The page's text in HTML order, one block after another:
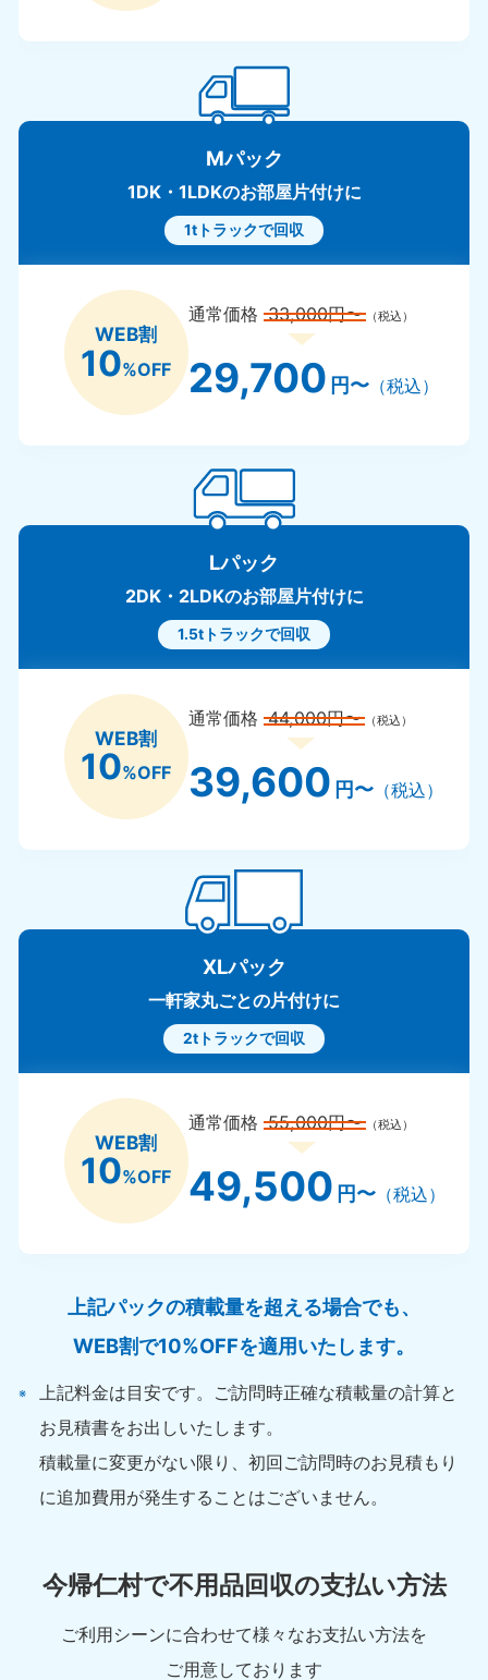
Mパック
1DK・1LDKのお部屋片付けに
1tトラックで回収
WEB割
10%OFF
通常価格33,000円〜 （税込）
29,700 円〜（税込）
Lパック
2DK・2LDKのお部屋片付けに
1.5tトラックで回収
WEB割
10%OFF
通常価格44,000円〜 （税込）
39,600 円〜（税込）
XLパック
一軒家丸ごとの片付けに
2tトラックで回収
WEB割
10%OFF
通常価格55,000円〜 （税込）
49,500 円〜（税込）
上記パックの積載量を超える場合でも、
WEB割で10%OFFを適用いたします。
上記料金は目安です。ご訪問時正確な積載量の計算と
お見積書をお出しいたします。
積載量に変更がない限り、初回ご訪問時のお見積もり
に追加費用が発生することはございません。
今帰仁村で不用品回収の支払い方法
ご利用シーンに合わせて様々なお支払い方法を
ご用意しております